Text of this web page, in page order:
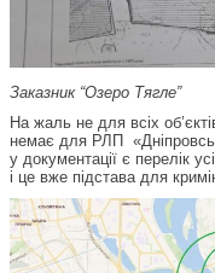
Заказник “Озеро Тягле”
На жаль не для всіх
немає для РЛП
у документації є перелік
і це вже підстава для